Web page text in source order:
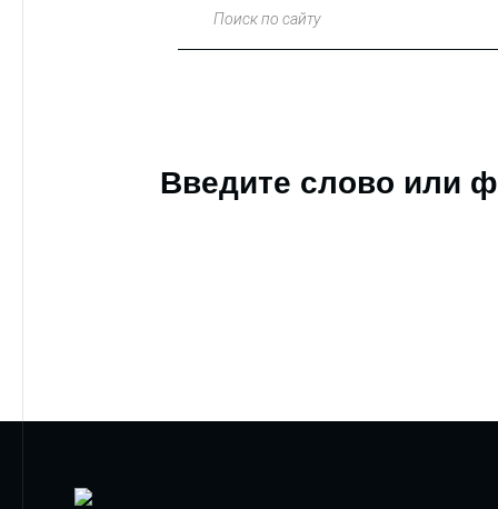
Поиск по сайту
Введите слово или